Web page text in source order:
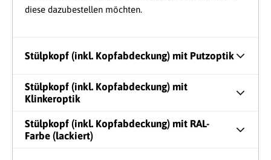
diese dazubestellen möchten.
Stülpkopf (inkl. Kopfabdeckung) mit Putzoptik
Stülpkopf (inkl. Kopfabdeckung) mit
Klinkeroptik
Stülpkopf (inkl. Kopfabdeckung) mit RAL-
Farbe (lackiert)